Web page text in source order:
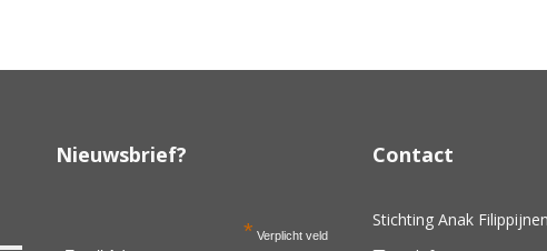
Nieuwsbrief?
* Verplicht veld
Contact
Stichting Anak Filippijnen